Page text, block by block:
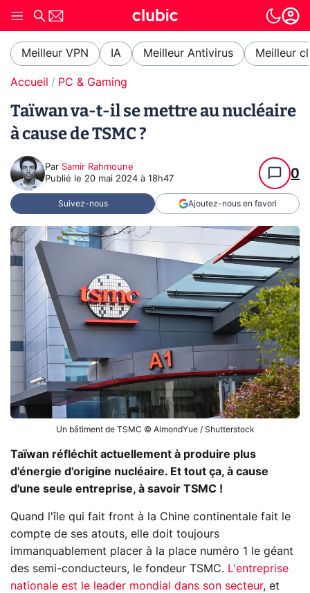
Meilleur VPN IA Meilleur Antivirus Meilleur
Accueil PC & Gaming
Taïwan va-t-il se mettre au nucléaire
à cause de TSMC ?
Par Samir Rahmoune
Publié le 20 mai 2024 à 18h47 0
Suivez-nous Ajoutez-nous en favori
Un bâtiment de TSMC © AlmondYue / Shutterstock
Taïwan réfléchit actuellement à produire plus
d'énergie d'origine nucléaire. Et tout ça, à cause
d'une seule entreprise, à savoir TSMC !
Quand l'île qui fait front à la Chine continentale fait le
compte de ses atouts, elle doit toujours
immanquablement placer à la place numéro 1 le géant
des semi-conducteurs, le fondeur TSMC. L'entreprise
nationale est le leader mondial dans son secteur, et